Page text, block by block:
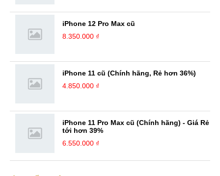
iPhone 12 Pro Max cũ
8.350.000 ₫
iPhone 11 cũ (Chính hãng, Rẻ hơn 36%)
4.850.000 ₫
iPhone 11 Pro Max cũ (Chính hãng) - Giá Rẻ
tới hơn 39%
6.550.000 ₫